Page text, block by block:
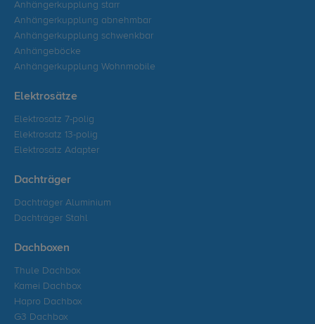
Anhängerkupplung starr
Anhängerkupplung abnehmbar
Anhängerkupplung schwenkbar
Anhängeböcke
Anhängerkupplung Wohnmobile
Elektrosätze
Elektrosatz 7-polig
Elektrosatz 13-polig
Elektrosatz Adapter
Dachträger
Dachträger Aluminium
Dachträger Stahl
Dachboxen
Thule Dachbox
Kamei Dachbox
Hapro Dachbox
G3 Dachbox